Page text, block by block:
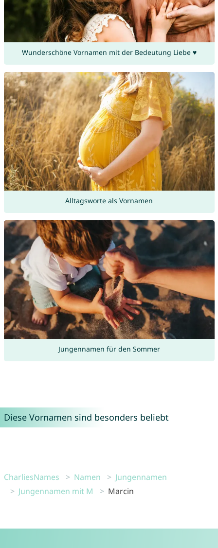
Wunderschöne Vornamen mit der Bedeutung Liebe ♥
Alltagsworte als Vornamen
Jungennamen für den Sommer
Diese Vornamen sind besonders beliebt
CharliesNames Namen
Jungennamen
Jungennamen mit M
Marcin